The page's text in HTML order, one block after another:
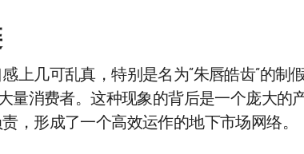
上几可乱真，特别是名为“朱唇皓齿”的制
量消费者。这种现象的背后是一个庞大的
，形成了一个高效运作的地下市场网络。